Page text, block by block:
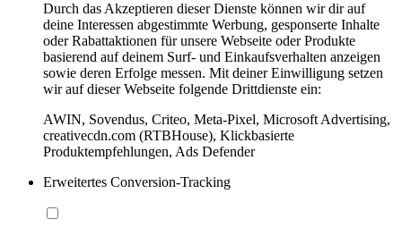
Durch das Akzeptieren dieser Dienste können wir dir auf
deine Interessen abgestimmte Werbung, gesponserte Inhalte
oder Rabattaktionen für unsere Webseite oder Produkte
basierend auf deinem Surf- und Einkaufsverhalten anzeigen
sowie deren Erfolge messen. Mit deiner Einwilligung setzen
wir auf dieser Webseite folgende Drittdienste ein:
AWIN, Sovendus, Criteo, Meta-Pixel, Microsoft Advertising,
creativecdn.com (RTBHouse), Klickbasierte
Produktempfehlungen, Ads Defender
Erweitertes Conversion-Tracking